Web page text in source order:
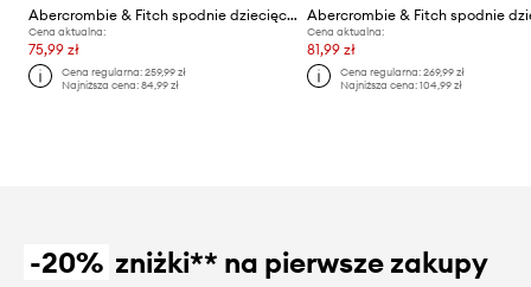
Abercrombie & Fitch spodnie dziecięce
Cena aktualna:
75,99 zł
Cena regularna:259,99 zł
Najniższa cena:84,99 zł
Cena aktualna:
81,99 zł
Cena regularna: 269,99 zł
Najniższa cena: 104,99 zł
-20% zniżki** na pierwsze zakupy